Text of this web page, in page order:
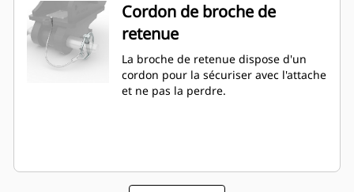
Cordon de broche de
retenue
La broche de retenue dispose d'un
cordon pour la sécuriser avec l'attache
et ne pas la perdre.